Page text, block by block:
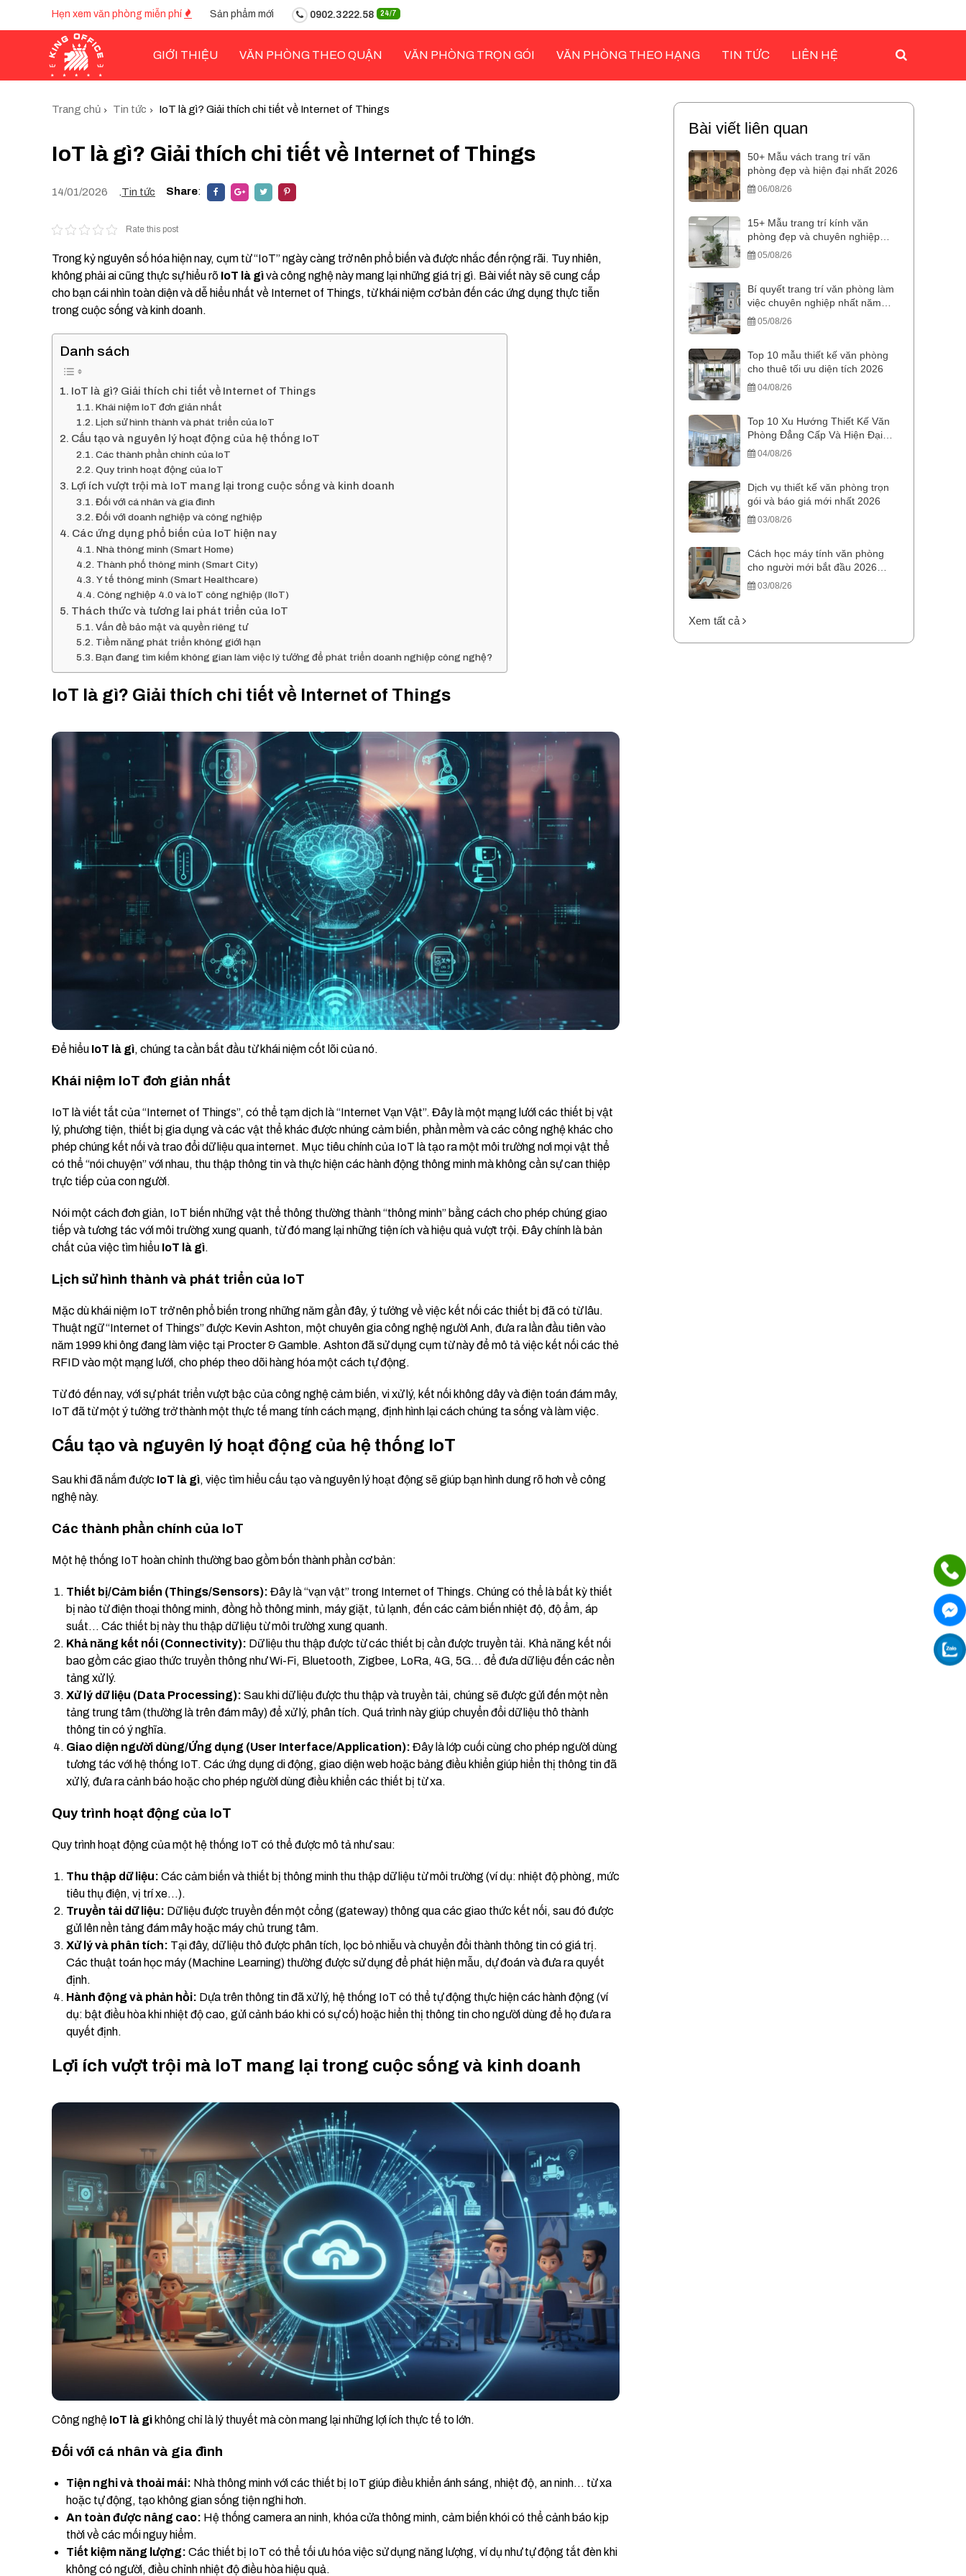
Hẹn xem văn phòng miễn phí Sản phẩm mới 0902.3222.58 24/7
GIỚI THIỆU VĂN PHÒNG THEO QUẬN VĂN PHÒNG TRỌN GÓI VĂN PHÒNG THEO HẠNG TIN TỨC LIÊN HỆ
Trang chủ Tin tức IoT là gì? Giải thích chi tiết về Internet of Things
IoT là gì? Giải thích chi tiết về Internet of Things
14/01/2026 .Tin tức Share:
Rate this post
Trong kỷ nguyên số hóa hiện nay, cụm từ “IoT” ngày càng trở nên phổ biến và được nhắc đến rộng rãi. Tuy nhiên,
không phải ai cũng thực sự hiểu rõ IoT là gìvà công nghệ này mang lại những giá trị gì. Bài viết này sẽ cung cấp
cho bạn cái nhìn toàn diện và dễ hiểu nhất về Internet of Things, từ khái niệm cơ bản đến các ứng dụng thực tiễn
trong cuộc sống và kinh doanh.
Danh sách
IoT là gì? Giải thích chi tiết về Internet of Things
Khái niệm IoT đơn giản nhất
Lịch sử hình thành và phát triển của IoT
Cấu tạo và nguyên lý hoạt động của hệ thống IoT
Các thành phần chính của IoT
Quy trình hoạt động của IoT
Lợi ích vượt trội mà IoT mang lại trong cuộc sống và kinh doanh
Đối với cá nhân và gia đình
Đối với doanh nghiệp và công nghiệp
Các ứng dụng phổ biến của IoT hiện nay
Nhà thông minh (Smart Home)
Thành phố thông minh (Smart City)
Y tế thông minh (Smart Healthcare)
Công nghiệp 4.0 và IoT công nghiệp (IIoT)
Thách thức và tương lai phát triển của IoT
Vấn đề bảo mật và quyền riêng tư
Tiềm năng phát triển không giới hạn
Bạn đang tìm kiếm không gian làm việc lý tưởng để phát triển doanh nghiệp công nghệ?
IoT là gì? Giải thích chi tiết về Internet of Things
Để hiểu IoT là gì, chúng ta cần bắt đầu từ khái niệm cốt lõi của nó.
Khái niệm IoT đơn giản nhất
IoT là viết tắt của “Internet of Things”, có thể tạm dịch là “Internet Vạn Vật”. Đây là một mạng lưới các thiết bị vật
lý, phương tiện, thiết bị gia dụng và các vật thể khác được nhúng cảm biến, phần mềm và các công nghệ khác cho
phép chúng kết nối và trao đổi dữ liệu qua internet. Mục tiêu chính của IoT là tạo ra một môi trường nơi mọi vật thể
có thể “nói chuyện” với nhau, thu thập thông tin và thực hiện các hành động thông minh mà không cần sự can thiệp
trực tiếp của con người.
Nói một cách đơn giản, IoT biến những vật thể thông thường thành “thông minh” bằng cách cho phép chúng giao
tiếp và tương tác với môi trường xung quanh, từ đó mang lại những tiện ích và hiệu quả vượt trội. Đây chính là bản
chất của việc tìm hiểu IoT là gì.
Lịch sử hình thành và phát triển của IoT
Mặc dù khái niệm IoT trở nên phổ biến trong những năm gần đây, ý tưởng về việc kết nối các thiết bị đã có từ lâu.
Thuật ngữ “Internet of Things” được Kevin Ashton, một chuyên gia công nghệ người Anh, đưa ra lần đầu tiên vào
năm 1999 khi ông đang làm việc tại Procter & Gamble. Ashton đã sử dụng cụm từ này để mô tả việc kết nối các thẻ
RFID vào một mạng lưới, cho phép theo dõi hàng hóa một cách tự động.
Từ đó đến nay, với sự phát triển vượt bậc của công nghệ cảm biến, vi xử lý, kết nối không dây và điện toán đám mây,
IoT đã từ một ý tưởng trở thành một thực tế mang tính cách mạng, định hình lại cách chúng ta sống và làm việc.
Cấu tạo và nguyên lý hoạt động của hệ thống IoT
Sau khi đã nắm được IoT là gì, việc tìm hiểu cấu tạo và nguyên lý hoạt động sẽ giúp bạn hình dung rõ hơn về công
nghệ này.
Các thành phần chính của IoT
Một hệ thống IoT hoàn chỉnh thường bao gồm bốn thành phần cơ bản:
Thiết bị/Cảm biến (Things/Sensors): Đây là “vạn vật” trong Internet of Things. Chúng có thể là bất kỳ thiết
bị nào từ điện thoại thông minh, đồng hồ thông minh, máy giặt, tủ lạnh, đến các cảm biến nhiệt độ, độ ẩm, áp
suất… Các thiết bị này thu thập dữ liệu từ môi trường xung quanh.
Khả năng kết nối (Connectivity): Dữ liệu thu thập được từ các thiết bị cần được truyền tải. Khả năng kết nối
bao gồm các giao thức truyền thông như Wi-Fi, Bluetooth, Zigbee, LoRa, 4G, 5G… để đưa dữ liệu đến các nền
tảng xử lý.
Xử lý dữ liệu (Data Processing): Sau khi dữ liệu được thu thập và truyền tải, chúng sẽ được gửi đến một nền
tảng trung tâm (thường là trên đám mây) để xử lý, phân tích. Quá trình này giúp chuyển đổi dữ liệu thô thành
thông tin có ý nghĩa.
Giao diện người dùng/Ứng dụng (User Interface/Application): Đây là lớp cuối cùng cho phép người dùng
tương tác với hệ thống IoT. Các ứng dụng di động, giao diện web hoặc bảng điều khiển giúp hiển thị thông tin đã
xử lý, đưa ra cảnh báo hoặc cho phép người dùng điều khiển các thiết bị từ xa.
Quy trình hoạt động của IoT
Quy trình hoạt động của một hệ thống IoT có thể được mô tả như sau:
Thu thập dữ liệu: Các cảm biến và thiết bị thông minh thu thập dữ liệu từ môi trường (ví dụ: nhiệt độ phòng, mức
tiêu thụ điện, vị trí xe…).
Truyền tải dữ liệu: Dữ liệu được truyền đến một cổng (gateway) thông qua các giao thức kết nối, sau đó được
gửi lên nền tảng đám mây hoặc máy chủ trung tâm.
Xử lý và phân tích: Tại đây, dữ liệu thô được phân tích, lọc bỏ nhiễu và chuyển đổi thành thông tin có giá trị.
Các thuật toán học máy (Machine Learning) thường được sử dụng để phát hiện mẫu, dự đoán và đưa ra quyết
định.
Hành động và phản hồi: Dựa trên thông tin đã xử lý, hệ thống IoT có thể tự động thực hiện các hành động (ví
dụ: bật điều hòa khi nhiệt độ cao, gửi cảnh báo khi có sự cố) hoặc hiển thị thông tin cho người dùng để họ đưa ra
quyết định.
Lợi ích vượt trội mà IoT mang lại trong cuộc sống và kinh doanh
Công nghệ IoT là gì không chỉ là lý thuyết mà còn mang lại những lợi ích thực tế to lớn.
Đối với cá nhân và gia đình
Tiện nghi và thoải mái: Nhà thông minh với các thiết bị IoT giúp điều khiển ánh sáng, nhiệt độ, an ninh… từ xa
hoặc tự động, tạo không gian sống tiện nghi hơn.
An toàn được nâng cao: Hệ thống camera an ninh, khóa cửa thông minh, cảm biến khói có thể cảnh báo kịp
thời về các mối nguy hiểm.
Tiết kiệm năng lượng: Các thiết bị IoT có thể tối ưu hóa việc sử dụng năng lượng, ví dụ như tự động tắt đèn khi
không có người, điều chỉnh nhiệt độ điều hòa hiệu quả.
Bài viết liên quan
50+ Mẫu vách trang trí văn
phòng đẹp và hiện đại nhất 2026
06/08/26
15+ Mẫu trang trí kính văn
phòng đẹp và chuyên nghiệp
202505/08/26
Bí quyết trang trí văn phòng làm
việc chuyên nghiệp nhất năm
202605/08/26
Top 10 mẫu thiết kế văn phòng
cho thuê tối ưu diện tích 2026
04/08/26
Top 10 Xu Hướng Thiết Kế Văn
Phòng Đẳng Cấp Và Hiện Đại
202604/08/26
Dịch vụ thiết kế văn phòng trọn
gói và báo giá mới nhất 2026
03/08/26
Cách học máy tính văn phòng
cho người mới bắt đầu 2026
chuẩn
03/08/26
Xem tất cả